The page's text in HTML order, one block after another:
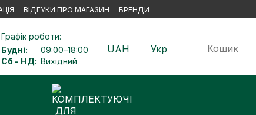
ВІДГУКИ ПРО МАГАЗИН БРЕНДИ
Графік роботи:
Будні:
09:00–18:00
Сб - НД: Вихідний
UAH Укр Кошик